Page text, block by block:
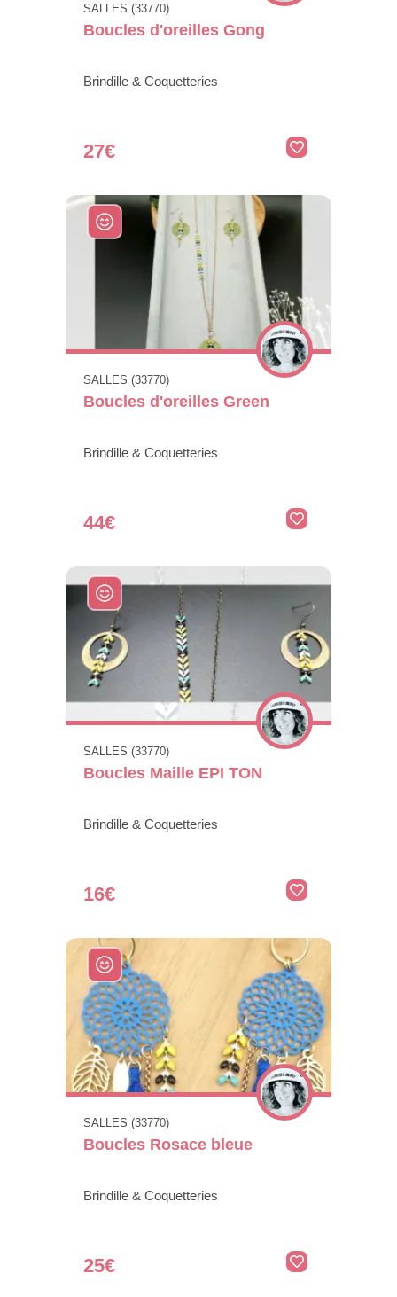
SALLES (33770)
Boucles d'oreilles Gong
Brindille & Coquetteries
27€
SALLES (33770)
Boucles d'oreilles Green
Brindille & Coquetteries
44€
SALLES (33770)
Boucles Maille EPI TON
Brindille & Coquetteries
16€
SALLES (33770)
Boucles Rosace bleue
Brindille & Coquetteries
25€